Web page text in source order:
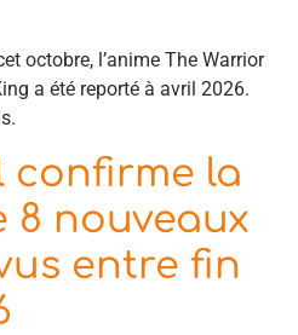
octobre, l’anime The Warrior
a été reporté à avril 2026.
confirme la
8 nouveaux
entre fin